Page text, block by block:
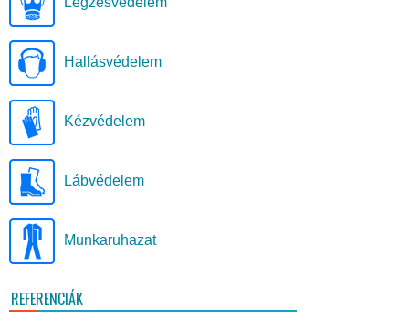
Hallásvédelem
Kézvédelem
Lábvédelem
Munkaruhazat
REFERENCIÁK